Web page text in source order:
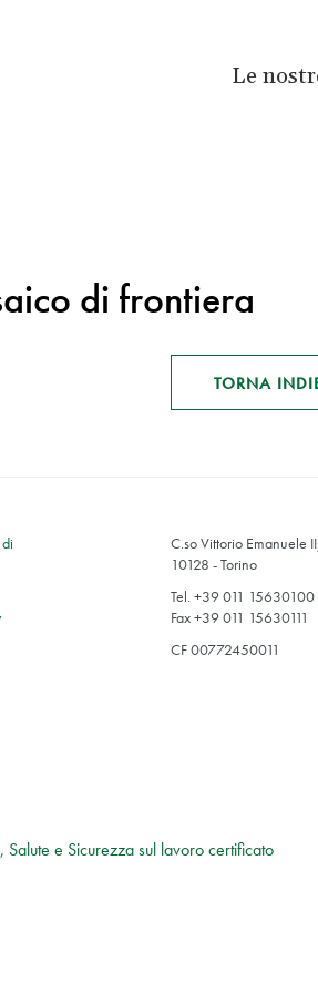
Le
di frontiera
TORNA
C.so Vittorio Emanuele
10128 - Torino
Tel. +39 011 15630100
Fax +39 011 15630111
CF 00772450011
e Sicurezza sul lavoro certificato